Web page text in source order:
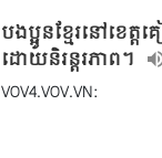
បងប្អូនខ្មែរនៅខេត្
ដោយនិរន្ដរភាព។
VOV4.VOV.VN: